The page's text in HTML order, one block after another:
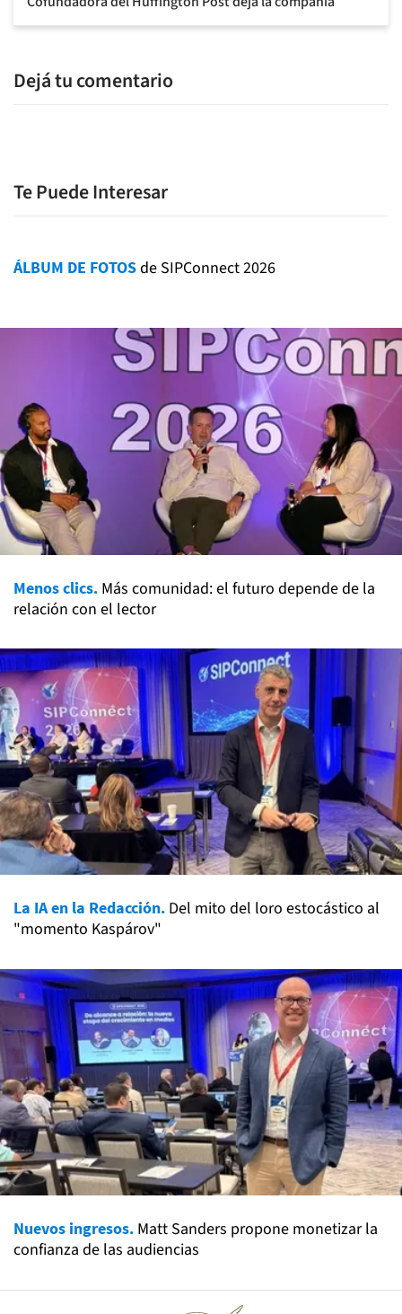
Dejá tu comentario
Te Puede Interesar
ÁLBUM DE FOTOSde SIPConnect 2026
Menos clics. Más comunidad: el futuro depende de la
relación con el lector
La IA en la Redacción. Del mito del loro estocástico al
"momento Kaspárov"
Nuevos ingresos. Matt Sanders propone monetizar la
confianza de las audiencias